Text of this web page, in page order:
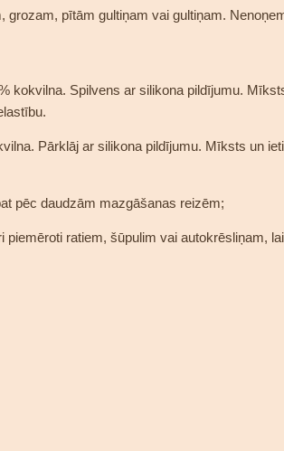
pītām gultiņam vai gultiņam.
Spilvens ar silikona pildījumu.
Pārklāj ar silikona pildījumu. Mīksts un
pēc daudzām mazgāšanas reizēm;
ratiem, šūpulim vai autokrēsliņam,